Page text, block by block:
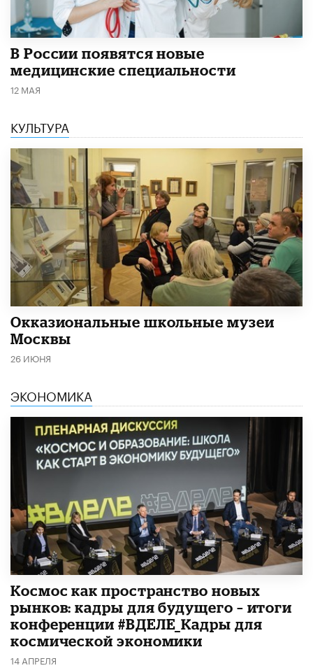
В России появятся новые
медицинские специальности
12 МАЯ
КУЛЬТУРА
​Окказиональные школьные музеи
Москвы
26 ИЮНЯ
ЭКОНОМИКА
Космос как пространство новых
рынков: кадры для будущего – итоги
конференции #ВДЕЛЕ_Кадры для
космической экономики
14 АПРЕЛЯ